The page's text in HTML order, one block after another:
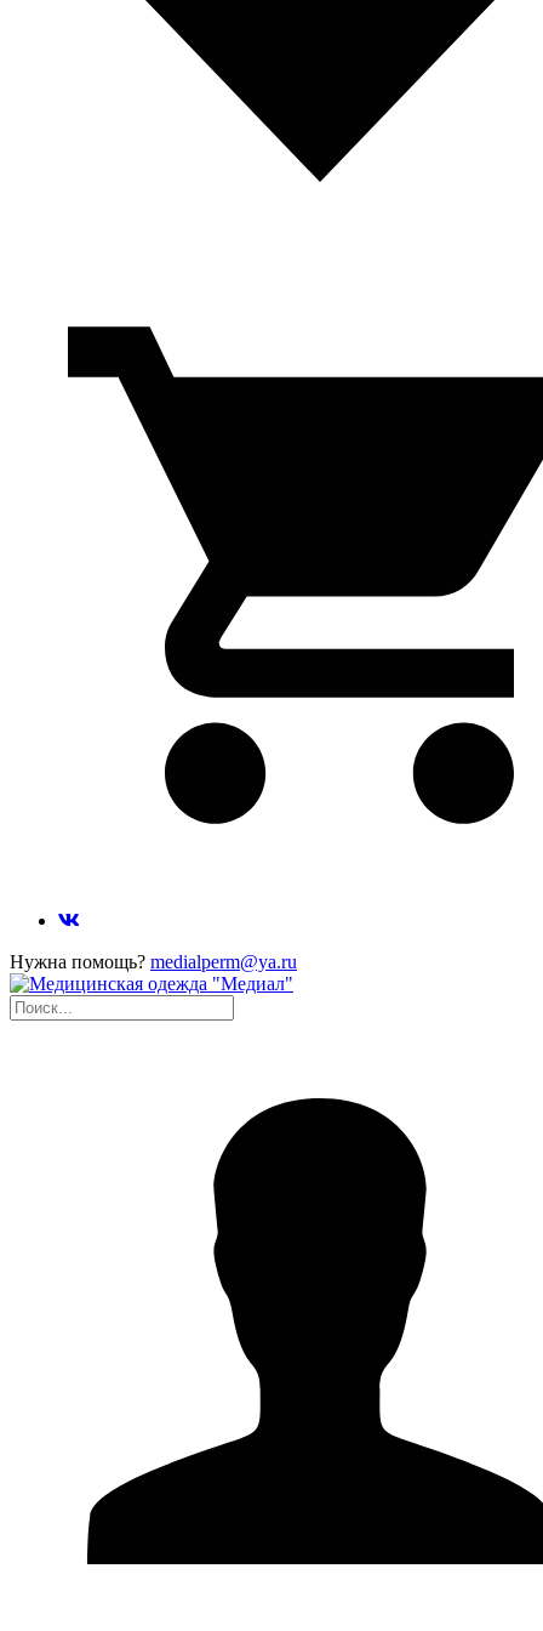
Нужна помощь? medialperm@ya.ru